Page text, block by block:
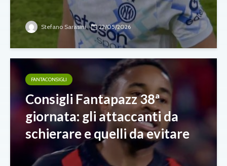
Stefano Sarasini 22/05/2026
FANTACONSIGLI
Consigli Fantapazz 38ª
giornata: gli attaccanti da
schierare e quelli da evitare